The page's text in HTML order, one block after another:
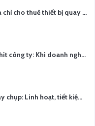
YCN MEDIA – Địa chỉ cho thuê thiết bị quay chụp uy tín tại Hà Nội
Từ hit Vpop đến hit công ty: Khi doanh nghiệp muốn tạo dấu ấn với lời hát riêng
Thuê thiết bị quay chụp: Linh hoạt, tiết kiệm, hiệu quả